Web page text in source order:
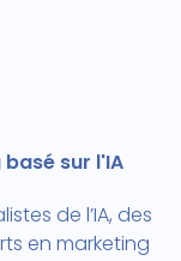
sur l'IA
de l’IA, des
en marketing